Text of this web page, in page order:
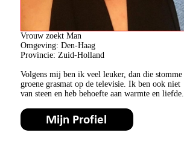
Vrouw zoekt Man
Omgeving: Den-Haag
Provincie: Zuid-Holland
Volgens mij ben ik veel leuker, dan die stomme
groene grasmat op de televisie. Ik ben ook niet
van steen en heb behoefte aan warmte en liefde.